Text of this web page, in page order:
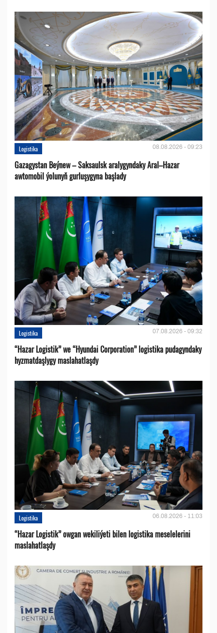
Logistika 08.08.2026 - 09:23
Gazagystan Beýnew – Saksaulsk aralygyndaky Aral–Hazar
awtomobil ýolunyň gurluşygyna başlady
Logistika 07.08.2026 - 09:32
“Hazar Logistik” we “Hyundai Corporation” logistika pudagyndaky
hyzmatdaşlygy maslahatlaşdy
Logistika 06.08.2026 - 11:03
“Hazar Logistik” owgan wekiliýeti bilen logistika meselelerini
maslahatlaşdy